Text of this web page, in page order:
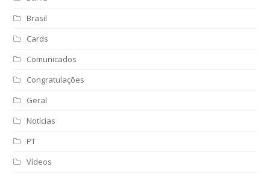
Brasil
Cards
Comunicados
Congratulações
Geral
Notícias
PT
Vídeos